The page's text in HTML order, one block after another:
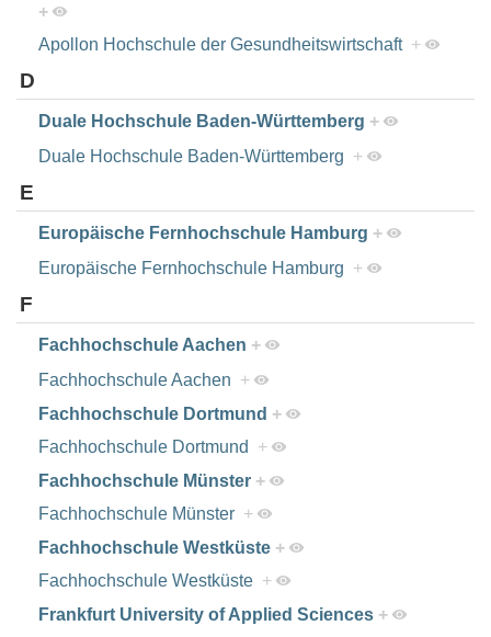
+
Apollon Hochschule der Gesundheitswirtschaft +
D
Duale Hochschule Baden-Württemberg +
Duale Hochschule Baden-Württemberg +
E
Europäische Fernhochschule Hamburg +
Europäische Fernhochschule Hamburg +
F
Fachhochschule Aachen +
Fachhochschule Aachen +
Fachhochschule Dortmund +
Fachhochschule Dortmund
+
Fachhochschule Münster +
Fachhochschule Münster +
Fachhochschule Westküste +
Fachhochschule Westküste +
Frankfurt University of Applied Sciences +